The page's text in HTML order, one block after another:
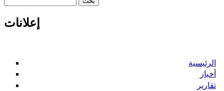
إعلانات
الرئيسية
أخبار
تقارير